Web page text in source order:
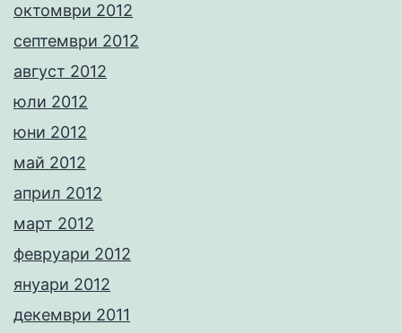
октомври 2012
септември 2012
август 2012
юли 2012
юни 2012
май 2012
април 2012
март 2012
февруари 2012
януари 2012
декември 2011